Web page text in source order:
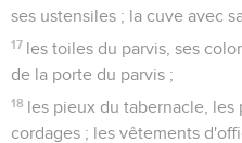
ses ustensiles ; la cuve avec
17 les toiles du parvis, ses
de la porte du parvis ;
18 les pieux du tabernacle, les
cordages ; les vêtements